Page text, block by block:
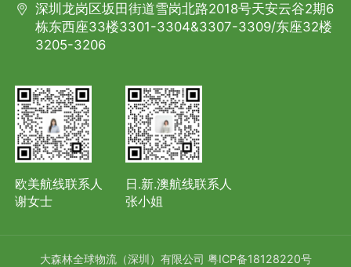
深圳龙岗区坂田街道雪岗北路2018号天安云谷2期6
栋东西座33楼3301-3304&3307-3309/东座32楼
3205-3206
欧美航线联系人
谢女士
日.新.澳航线联系人
张小姐
大森林全球物流（深圳）有限公司 粤ICP备18128220号